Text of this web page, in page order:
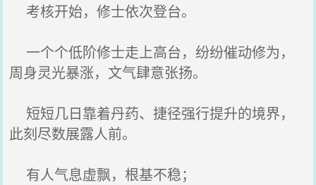
考核开始，修士依次登台。
一个个低阶修士走上高台，纷纷催动修为，
周身灵光暴涨，文气肆意张扬。
短短几日靠着丹药、捷径强行提升的境界，
此刻尽数展露人前。
有人气息虚飘，根基不稳；